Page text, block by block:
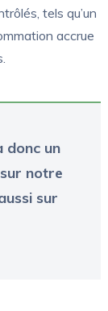
tels qu’un
accrue
donc un
notre
sur